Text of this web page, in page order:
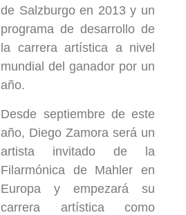
de Salzburgo en 2013 y un
programa de desarrollo de
la carrera artística a nivel
mundial del ganador por un
año.
Desde septiembre de este
año, Diego Zamora será un
artista invitado de la
Filarmónica de Mahler en
Europa y empezará su
carrera artística como